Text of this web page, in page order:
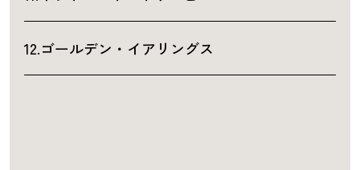
12.ゴールデン・イアリングス